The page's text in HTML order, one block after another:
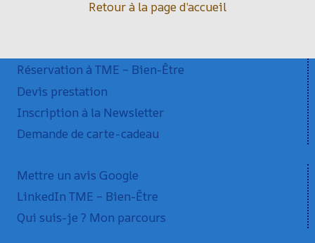
Retour à la page d’accueil
Réservation à TME – Bien-Être
Devis prestation
Inscription à la Newsletter
Demande de carte-cadeau
Mettre un avis Google
LinkedIn TME – Bien-Être
Qui suis-je ? Mon parcours